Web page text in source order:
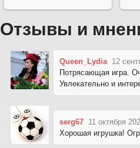
Отзывы и
Queen_Lydia 12
Потрясающая игра.
Увлекательно и
serg67 11 октября
Хорошая игрушка!